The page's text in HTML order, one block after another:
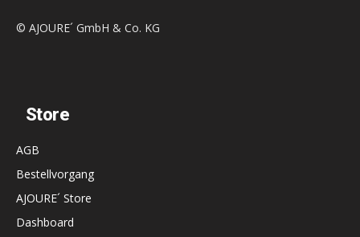
© AJOURE´ GmbH & Co. KG
Store
AGB
Bestellvorgang
AJOURE´ Store
Dashboard